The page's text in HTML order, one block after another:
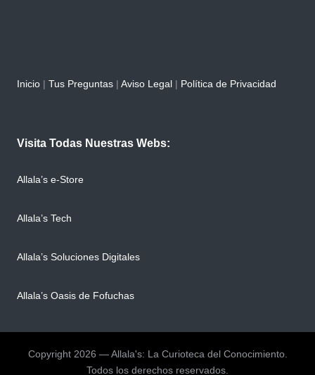
Inicio Tus Preguntas Aviso Legal Política de Privacidad
Visita Todas Nuestras Webs:
Allala’s e-Store
Allala’s Tech
Allala’s Soluciones Digitales
Allala’s Oasis de Fofuchas
Copyright 2026 — Allala's: La Curioteca del Conocimiento.
Todos los derechos reservados.